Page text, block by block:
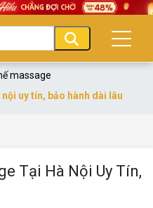
massage
uy tín, bảo hành dài lâu
Tại Hà Nội Uy Tín,